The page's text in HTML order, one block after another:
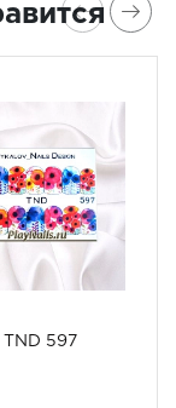
597